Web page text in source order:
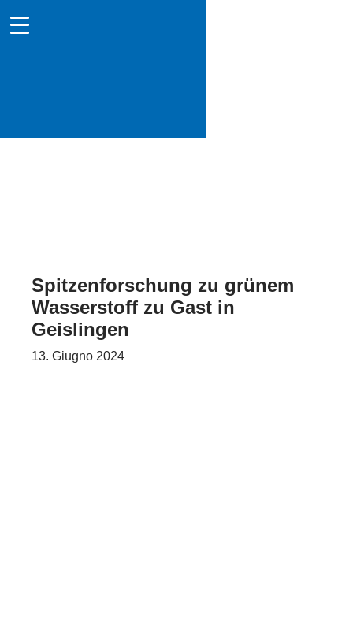
Spitzenforschung zu grünem
Wasserstoff zu Gast in
Geislingen
13. Giugno 2024